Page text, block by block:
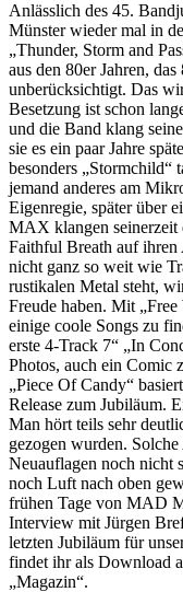
Anlässlich des 45.
Münster wieder mal in
„Thunder, Storm and
aus den 80er Jahren,
unberücksichtigt. Das
Besetzung ist schon
und die Band klang
sie es ein paar Jahre
besonders „Stormchild“
jemand anderes am
Eigenregie, später über
MAX klangen seinerzeit
Faithful Breath auf ihren
nicht ganz so weit wie
rustikalen Metal steht,
Freude haben. Mit
einige coole Songs zu
erste 4-Track 7“ „In
Photos, auch ein Comic
„Piece Of Candy“
Release zum Jubiläum.
Man hört teils sehr
gezogen wurden.
Neuauflagen noch nicht
noch Luft nach oben
frühen Tage von MAD
Interview mit Jürgen
letzten Jubiläum für
findet ihr als Download
„Magazin“.